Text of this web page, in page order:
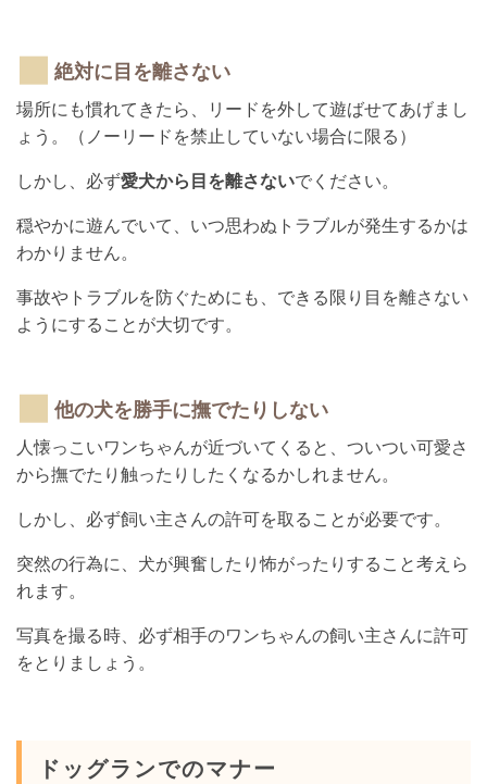
絶対に目を離さない
場所にも慣れてきたら、リードを外して遊ばせてあげまし
ょう。（ノーリードを禁止していない場合に限る）
しかし、必ず愛犬から目を離さないでください。
穏やかに遊んでいて、いつ思わぬトラブルが発生するかは
わかりません。
事故やトラブルを防ぐためにも、できる限り目を離さない
ようにすることが大切です。
他の犬を勝手に撫でたりしない
人懐っこいワンちゃんが近づいてくると、ついつい可愛さ
から撫でたり触ったりしたくなるかしれません。
しかし、必ず飼い主さんの許可を取ることが必要です。
突然の行為に、犬が興奮したり怖がったりすること考えら
れます。
写真を撮る時、必ず相手のワンちゃんの飼い主さんに許可
をとりましょう。
ドッグランでのマナー